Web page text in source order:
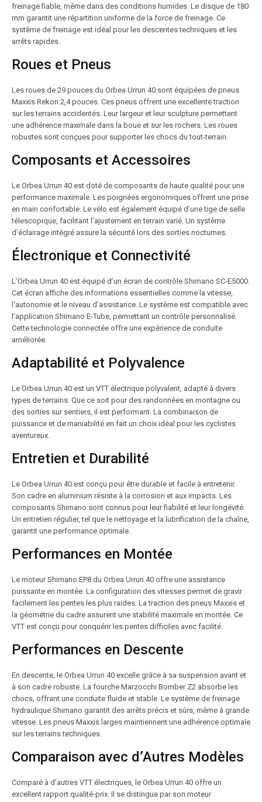
freinage fiable, même dans des conditions humides. Le disque de 180
mm garantit une répartition uniforme de la force de freinage. Ce
système de freinage est idéal pour les descentes techniques et les
arrêts rapides.
Roues et Pneus
Les roues de 29 pouces du Orbea Urrun 40 sont équipées de pneus
Maxxis Rekon 2,4 pouces. Ces pneus offrent une excellente traction
sur les terrains accidentés. Leur largeur et leur sculpture permettent
une adhérence maximale dans la boue et sur les rochers. Les roues
robustes sont conçues pour supporter les chocs du tout-terrain.
Composants et Accessoires
Le Orbea Urrun 40 est doté de composants de haute qualité pour une
performance maximale. Les poignées ergonomiques offrent une prise
en main confortable. Le vélo est également équipé d’une tige de selle
télescopique, facilitant l’ajustement en terrain varié. Un système
d’éclairage intégré assure la sécurité lors des sorties nocturnes.
Électronique et Connectivité
L’Orbea Urrun 40 est équipé d’un écran de contrôle Shimano SC-E5000.
Cet écran affiche des informations essentielles comme la vitesse,
l’autonomie et le niveau d’assistance. Le système est compatible avec
l’application Shimano E-Tube, permettant un contrôle personnalisé.
Cette technologie connectée offre une expérience de conduite
améliorée.
Adaptabilité et Polyvalence
Le Orbea Urrun 40 est un VTT électrique polyvalent, adapté à divers
types de terrains. Que ce soit pour des randonnées en montagne ou
des sorties sur sentiers, il est performant. La combinaison de
puissance et de maniabilité en fait un choix idéal pour les cyclistes
aventureux.
Entretien et Durabilité
Le Orbea Urrun 40 est conçu pour être durable et facile à entretenir.
Son cadre en aluminium résiste à la corrosion et aux impacts. Les
composants Shimano sont connus pour leur fiabilité et leur longévité.
Un entretien régulier, tel que le nettoyage et la lubrification de la chaîne,
garantit une performance optimale.
Performances en Montée
Le moteur Shimano EP8 du Orbea Urrun 40 offre une assistance
puissante en montée. La configuration des vitesses permet de gravir
facilement les pentes les plus raides. La traction des pneus Maxxis et
la géométrie du cadre assurent une stabilité maximale en montée. Ce
VTT est conçu pour conquérir les pentes difficiles avec facilité.
Performances en Descente
En descente, le Orbea Urrun 40 excelle grâce à sa suspension avant et
à son cadre robuste. La fourche Marzocchi Bomber Z2 absorbe les
chocs, offrant une conduite fluide et stable. Le système de freinage
hydraulique Shimano garantit des arrêts précis et sûrs, même à grande
vitesse. Les pneus Maxxis larges maintiennent une adhérence optimale
sur les terrains techniques.
Comparaison avec d’Autres Modèles
Comparé à d’autres VTT électriques, le Orbea Urrun 40 offre un
excellent rapport qualité-prix. Il se distingue par son moteur